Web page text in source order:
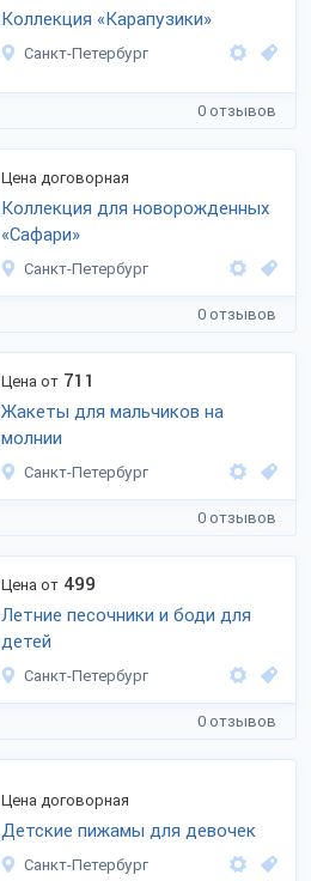
Коллекция «Карапузики»
Санкт-Петербург
0 отзывов
Цена договорная
Коллекция для новорожденных
«Сафари»
Санкт-Петербург
0 отзывов
Цена от 711
Жакеты для мальчиков на
молнии
Санкт-Петербург
0 отзывов
Цена от 499
Летние песочники и боди для
детей
Санкт-Петербург
0 отзывов
Цена договорная
Детские пижамы для девочек
Санкт-Петербург